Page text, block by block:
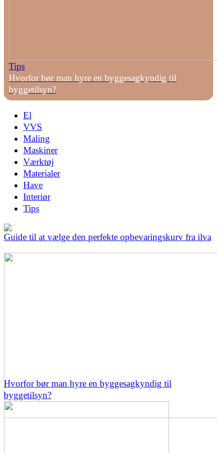
Tips
Hvorfor bør man hyre en byggesagkyndig til
byggetilsyn?
El
VVS
Maling
Maskiner
Værktøj
Materialer
Have
Interiør
Tips
Guide til at vælge den perfekte opbevaringskurv fra ilva
Hvorfor bør man hyre en byggesagkyndig til
byggetilsyn?